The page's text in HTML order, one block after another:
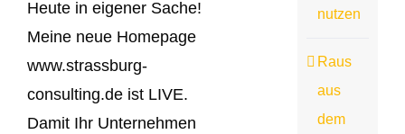
Heute in eigener Sache!
Meine neue Homepage
www.strassburg-
consulting.de ist LIVE.
Damit Ihr Unternehmen
nutzen
Raus
aus
dem